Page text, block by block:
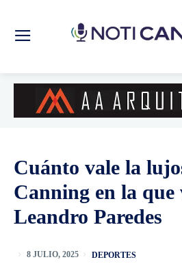
Cuánto vale la
Canning en la
Leandro Paredes
8 JULIO, 2025 DEPORTES